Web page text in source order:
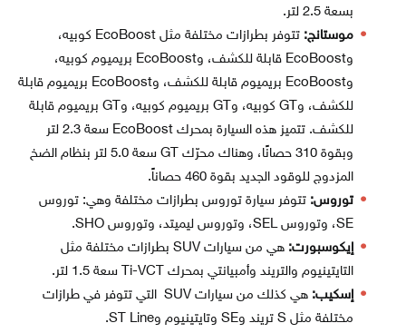
بسعة 2.5 لتر.
موستانج:
تتوفر بطرازات مختلفة مثل EcoBoost كوبيه،
وEcoBoost قابلة للكشف، وEcoBoost بريميوم كوبيه،
وEcoBoost بريميوم قابلة للكشف، وEcoBoost بريميوم قابلة
للكشف، وGT كوبيه، وGT بريميوم كوبيه، وGT بريميوم قابلة
للكشف. تتميز هذه السيارة بمحرك EcoBoost سعة 2.3 لتر
وبقوة 310 حصانًا، وهناك محرّك GT سعة 5.0 لتر بنظام الضخ
المزدوج للوقود الجديد بقوة 460 حصاناً.
توروس: تتوفر سيارة توروس بطرازات مختلفة وهي: توروس
SE، وتوروس SEL، وتوروس ليميتد، وتوروس SHO.
إيكوسبورت:
هي من سيارات SUV بطرازات مختلفة مثل
التايتينيوم والتريند وأمبيانتي بمحرك Ti-VCT سعة 1.5 لتر.
إسكيب:
هي كذلك من سيارات SUV التي تتوفر في طرازات
مختلفة مثل S تريند وSE و‎تايتينيوم وST Line.